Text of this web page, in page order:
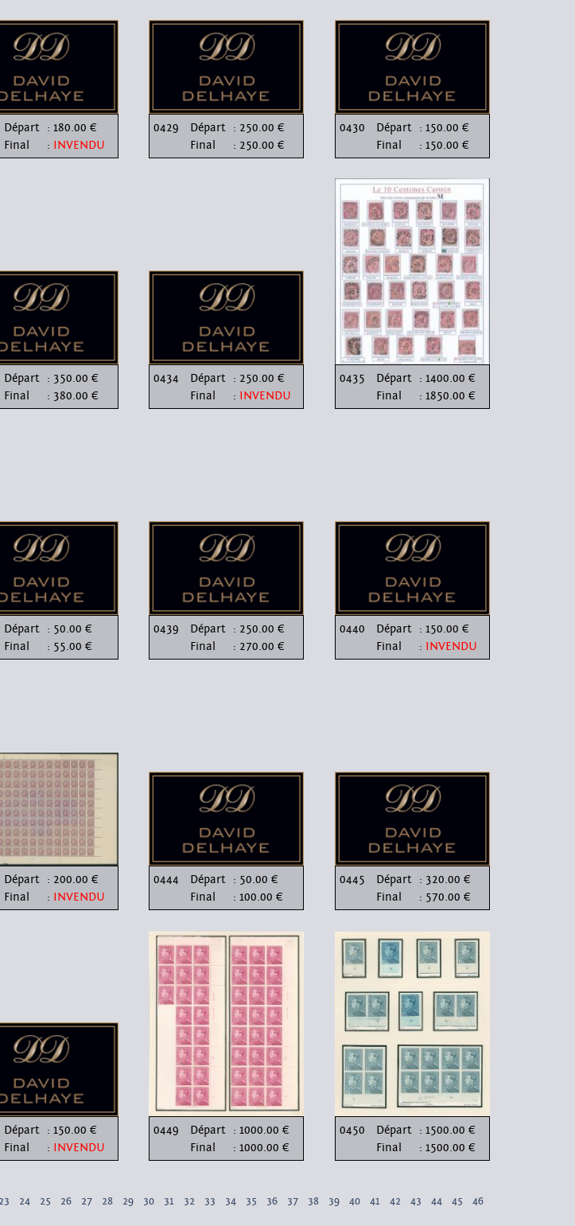
Départ : 180.00 €
Final
: INVENDU
0429 Départ : 250.00 €
Final
: 250.00 €
0430 Départ : 150.00 €
Final
: 150.00 €
Départ : 350.00 €
Final
: 380.00 €
0434 Départ : 250.00 €
Final
: INVENDU
0435 Départ : 1400.00 €
Final
: 1850.00 €
Départ : 50.00 €
Final
: 55.00 €
0439 Départ : 250.00 €
Final
: 270.00 €
0440 Départ : 150.00 €
Final
: INVENDU
Départ : 200.00 €
Final
: INVENDU
0444 Départ : 50.00 €
Final
: 100.00 €
0445 Départ : 320.00 €
Final
: 570.00 €
Départ : 150.00 €
Final
: INVENDU
0449 Départ : 1000.00 €
Final
: 1000.00 €
0450 Départ : 1500.00 €
Final
: 1500.00 €
23 24 25 26 27 28 29 30 31 32 33 34 35 36 37 38 39 40 41 42 43 44 45 46